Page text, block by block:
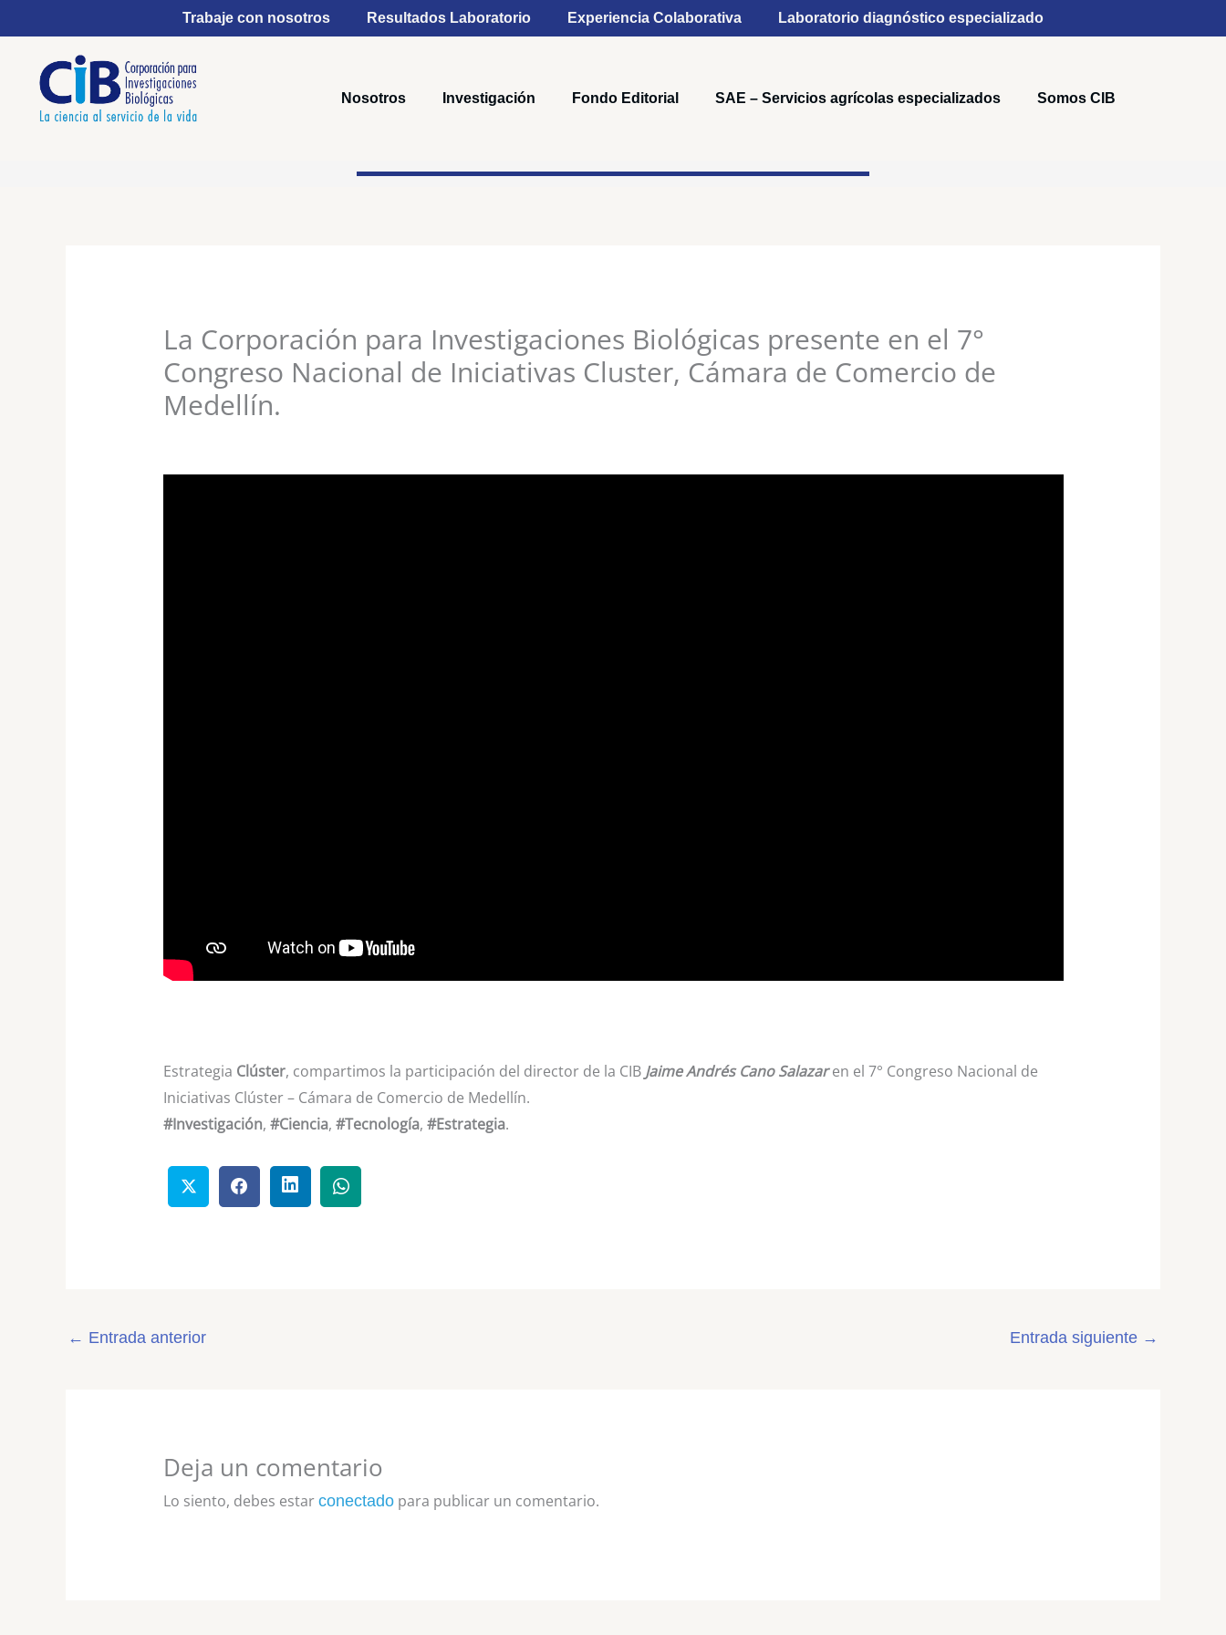
contenido
Trabaje con nosotros Resultados Laboratorio Experiencia Colaborativa Laboratorio diagnóstico especializado
Nosotros Investigación Fondo Editorial SAE – Servicios agrícolas especializados Somos CIB
La Corporación para Investigaciones Biológicas presente en el 7°
Congreso Nacional de Iniciativas Cluster, Cámara de Comercio de
Medellín.
Estrategia Clúster, compartimos la participación del director de la CIB Jaime Andrés Cano Salazar en el 7° Congreso Nacional de
Iniciativas Clúster – Cámara de Comercio de Medellín.
#Investigación, #Ciencia, #Tecnología, #Estrategia.
← Entrada anterior Entrada siguiente →
Deja un comentario
Lo siento, debes estar conectadopara publicar un comentario.